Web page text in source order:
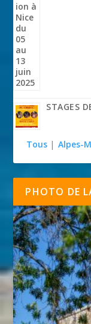
STAGES
Tous | Alpes-
PHOTO DE